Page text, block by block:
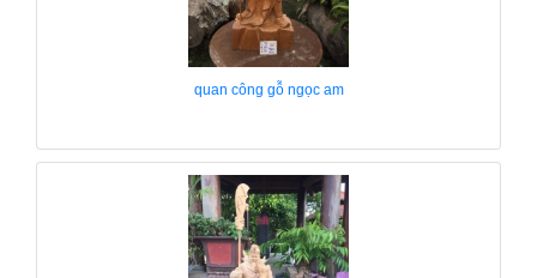
quan công gỗ ngọc am